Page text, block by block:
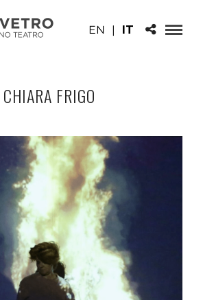
EN | IT
CHIARA FRIGO